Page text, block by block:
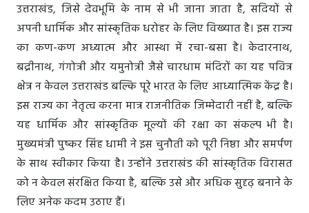
उत्तराखंड, जिसे देवभूमि के नाम से भी जाना जाता है, सदियों से
अपनी धार्मिक और सांस्कृतिक धरोहर के लिए विख्यात है। इस राज्य
का कण-कण अध्यात्म और आस्था में रचा-बसा है। केदारनाथ,
बद्रीनाथ, गंगोत्री और यमुनोत्री जैसे चारधाम मंदिरों का यह पवित्र
क्षेत्र न केवल उत्तराखंड बल्कि पूरे भारत के लिए आध्यात्मिक केंद्र है।
इस राज्य का नेतृत्व करना मात्र राजनीतिक जिम्मेदारी नहीं है, बल्कि
यह धार्मिक और सांस्कृतिक मूल्यों की रक्षा का संकल्प भी है।
मुख्यमंत्री पुष्कर सिंह धामी ने इस चुनौती को पूरी निष्ठा और समर्पण
के साथ स्वीकार किया है। उन्होंने उत्तराखंड की सांस्कृतिक विरासत
को न केवल संरक्षित किया है, बल्कि उसे और अधिक सुदृढ़ बनाने के
लिए अनेक कदम उठाए हैं।